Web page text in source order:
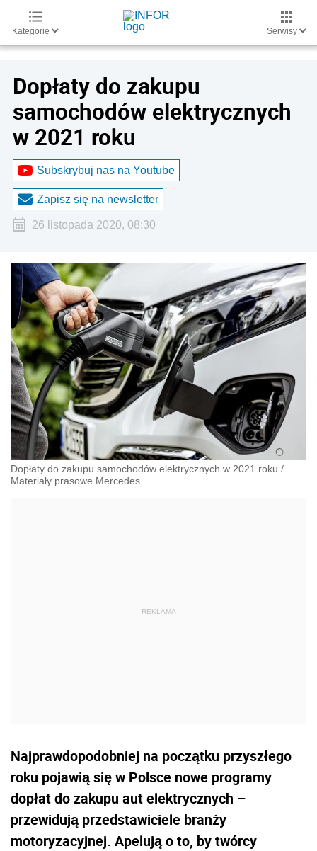
Kategorie Serwisy
Dopłaty do zakupu
samochodów elektrycznych
w 2021 roku
Subskrybuj nas na Youtube
Zapisz się na newsletter
26 listopada 2020, 08:30
Dopłaty do zakupu samochodów elektrycznych w 2021 roku /
Materiały prasowe Mercedes
Najprawdopodobniej na początku przyszłego
roku pojawią się w Polsce nowe programy
dopłat do zakupu aut elektrycznych –
przewidują przedstawiciele branży
motoryzacyjnej. Apelują o to, by twórcy